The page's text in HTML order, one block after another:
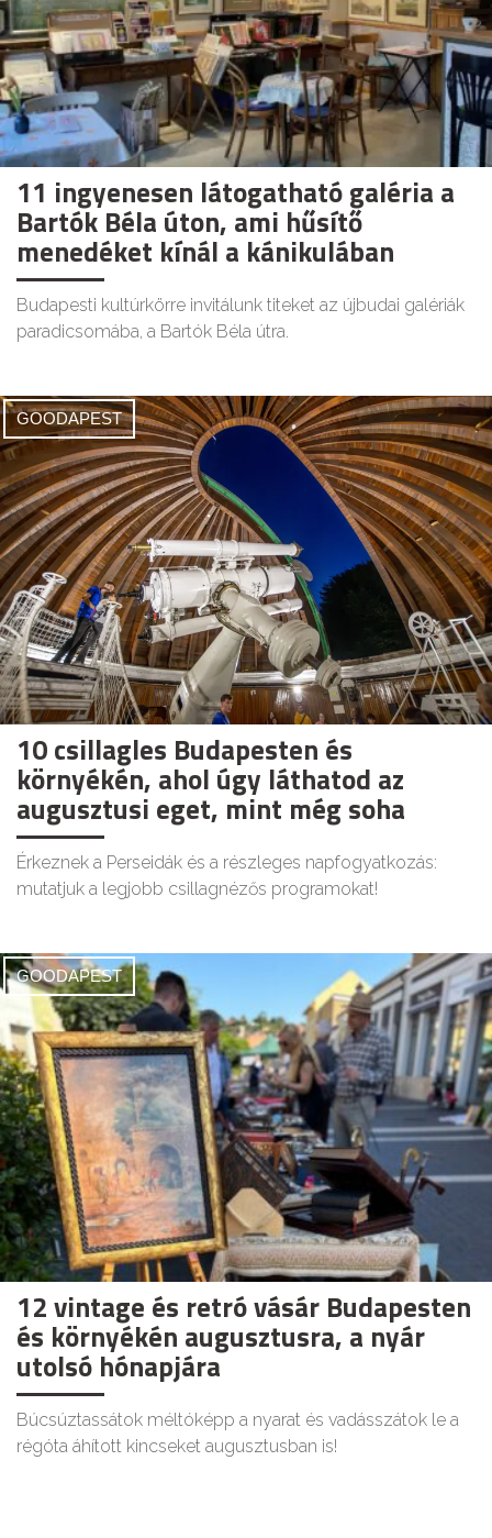
11 ingyenesen látogatható galéria a
Bartók Béla úton, ami hűsítő
menedéket kínál a kánikulában
Budapesti kultúrkörre invitálunk titeket az újbudai galériák
paradicsomába, a Bartók Béla útra.
GOODAPEST
10 csillagles Budapesten és
környékén, ahol úgy láthatod az
augusztusi eget, mint még soha
Érkeznek a Perseidák és a részleges napfogyatkozás:
mutatjuk a legjobb csillagnézős programokat!
GOODAPEST
12 vintage és retró vásár Budapesten
és környékén augusztusra, a nyár
utolsó hónapjára
Búcsúztassátok méltóképp a nyarat és vadásszátok le a
régóta áhított kincseket augusztusban is!